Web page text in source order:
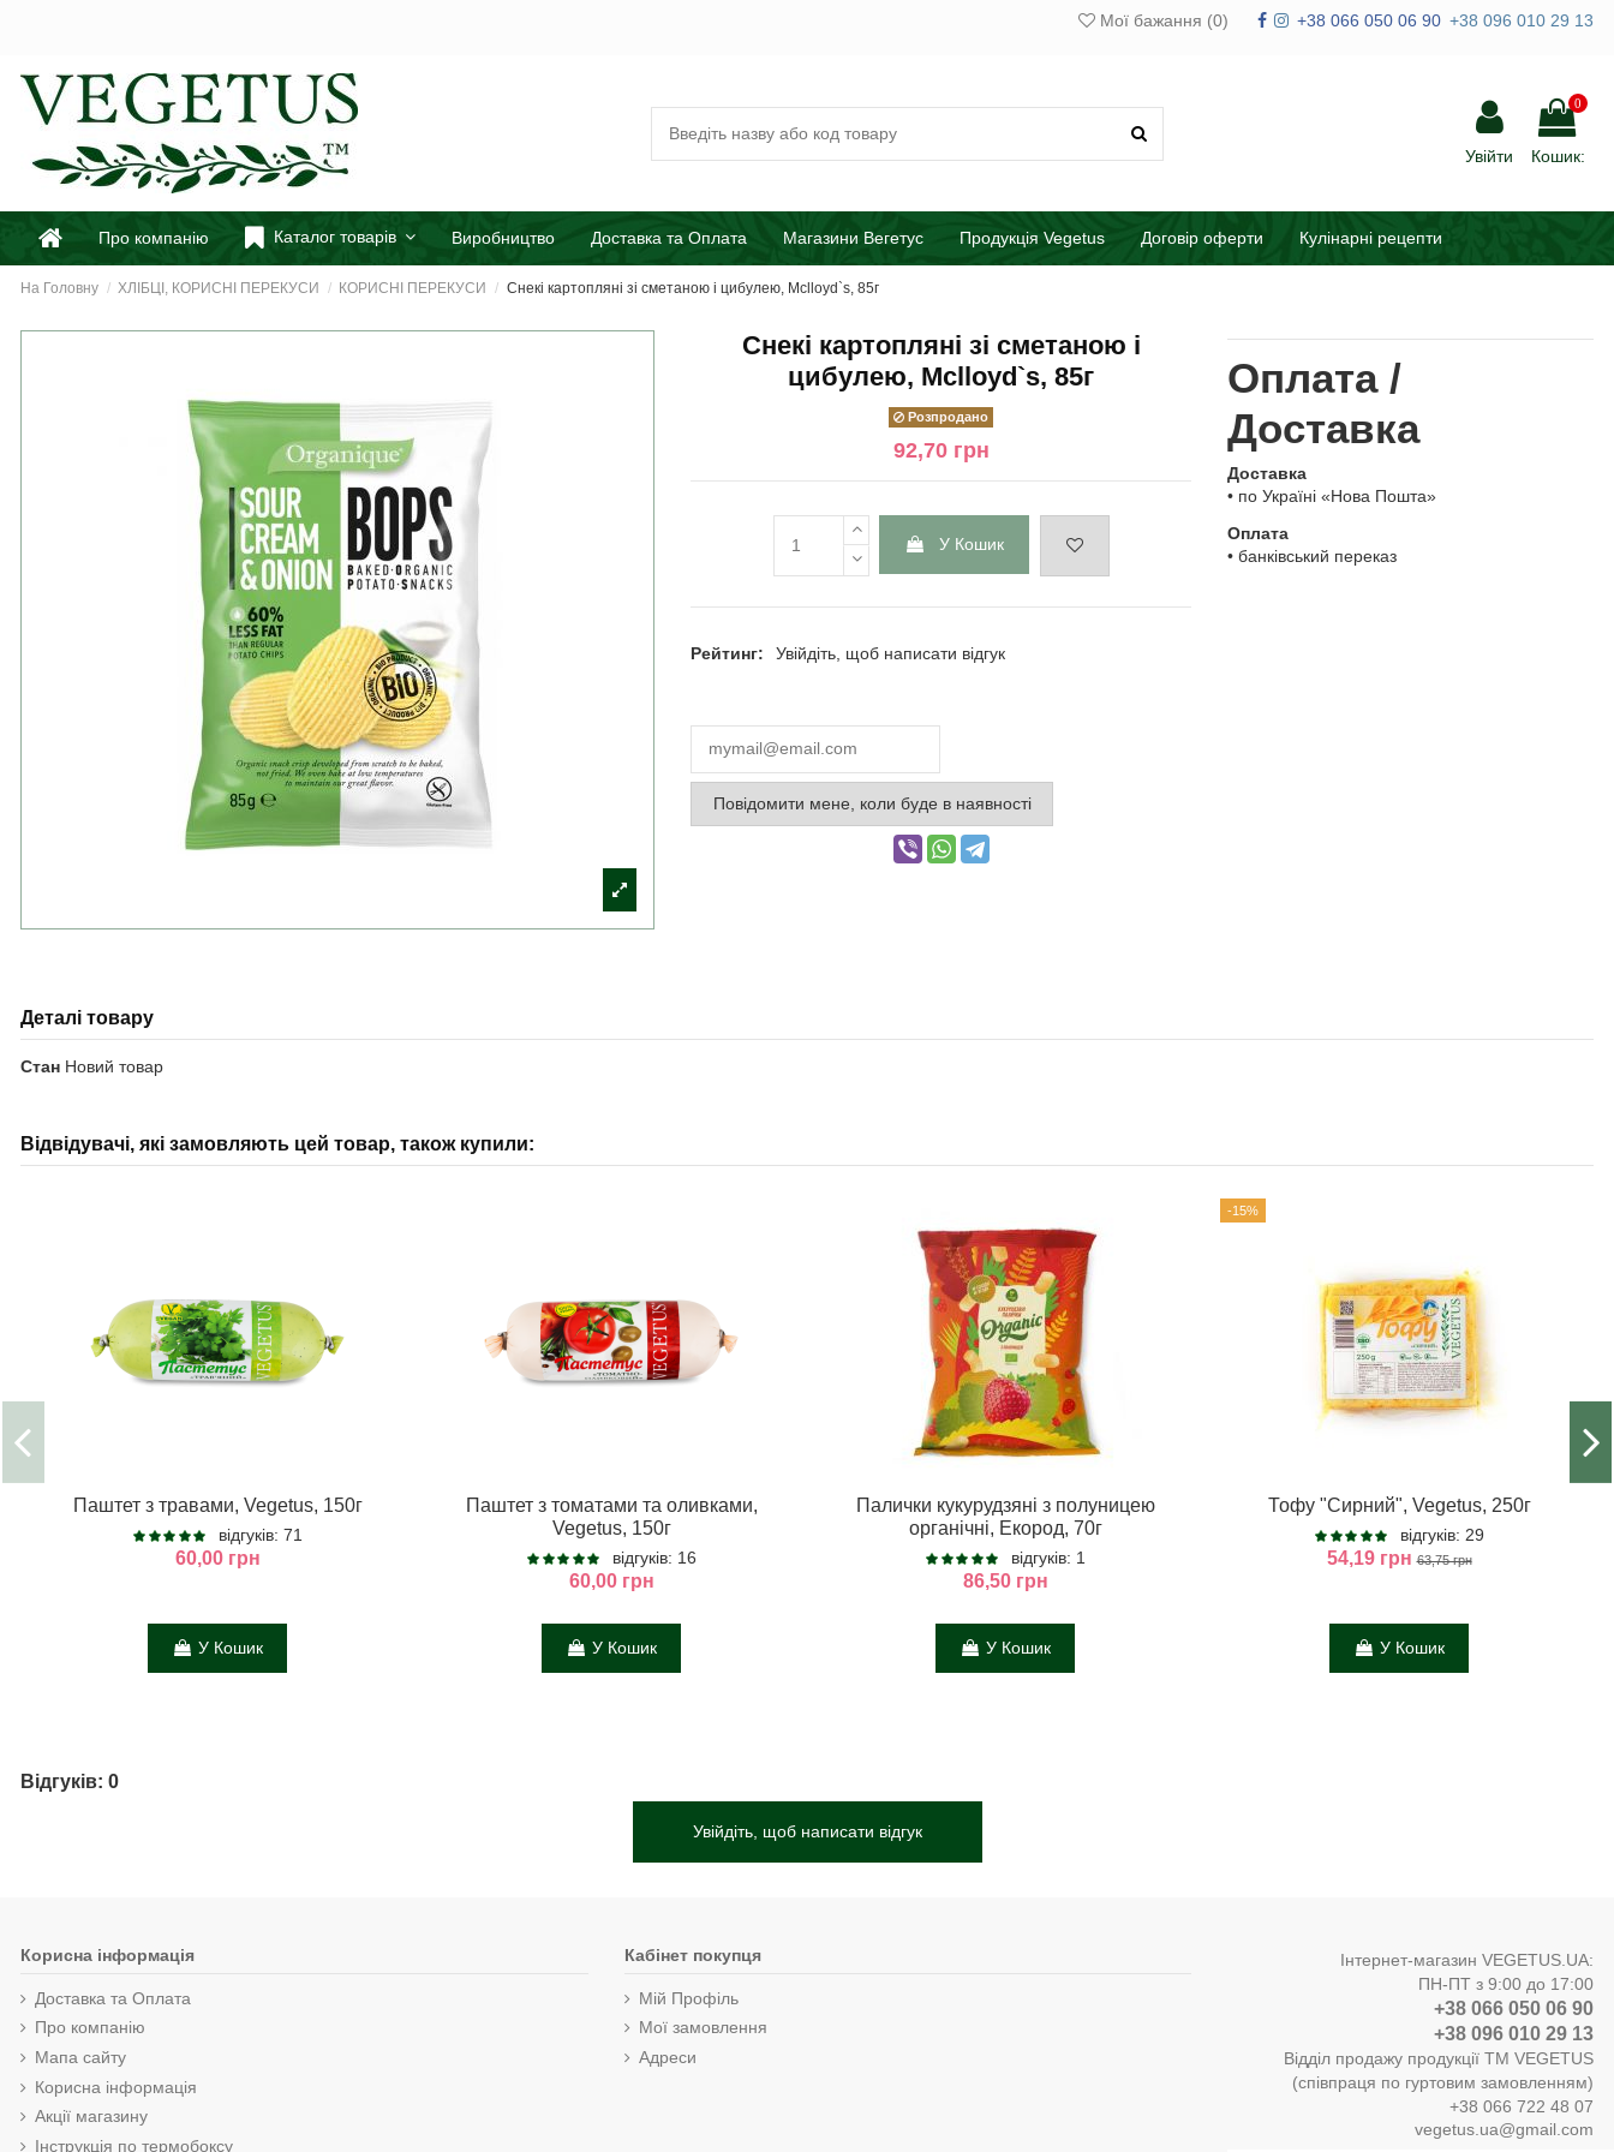
Мої бажання (0) +38 066 050 06 90 +38 096 010 29 13
Увійти
0
Кошик:
Про компанію Каталог товарів Виробництво Доставка та Оплата Магазини Вегетус Продукція Vegetus Договір оферти Кулінарні рецепти
На Головну ХЛІБЦІ, КОРИСНІ ПЕРЕКУСИ КОРИСНІ ПЕРЕКУСИ Снекі картопляні зі сметаною і цибулею, Mclloyd`s, 85г
Снекі картопляні зі сметаною і
цибулею, Mclloyd`s, 85г
Розпродано
92,70 грн
У Кошик
Рейтинг: Увійдіть, щоб написати відгук
Повідомити мене, коли буде в наявності
Оплата /
Доставка
Доставка
• по Україні «Нова Пошта»
Оплата
• банківський переказ
Деталі товару
Стан Новий товар
Відвідувачі, які замовляють цей товар, також купили:
Паштет з травами, Vegetus, 150г
відгуків: 71
60,00 грн
У Кошик
Паштет з томатами та оливками,
Vegetus, 150г
відгуків: 16
60,00 грн
У Кошик
Палички кукурудзяні з полуницею
органічні, Екород, 70г
відгуків: 1
86,50 грн
У Кошик
-15%
Тофу "Сирний", Vegetus, 250г
відгуків: 29
54,19 грн 63,75 грн
У Кошик
Відгуків: 0
Увійдіть, щоб написати відгук
Корисна інформація
Доставка та Оплата
Про компанію
Мапа сайту
Корисна інформація
Акції магазину
Інструкція по термобоксу
Кабінет покупця
Мій Профіль
Мої замовлення
Адреси
Інтернет-магазин VEGETUS.UA:
ПН-ПТ з 9:00 до 17:00
+38 066 050 06 90
+38 096 010 29 13
Відділ продажу продукції ТМ VEGETUS
(співпраця по гуртовим замовленням)
+38 066 722 48 07
vegetus.ua@gmail.com